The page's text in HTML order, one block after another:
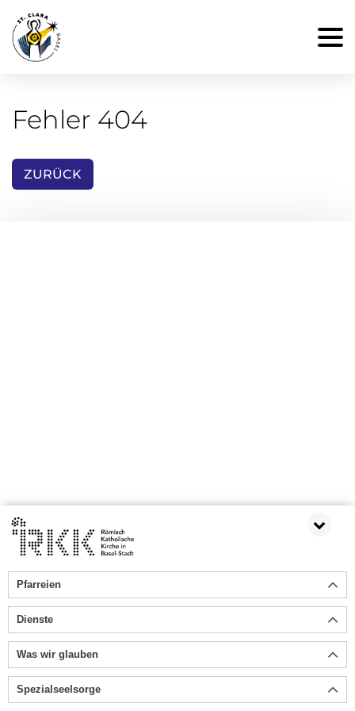
Fehler 404
ZURÜCK
Pfarreien
Dienste
Was wir glauben
Spezialseelsorge